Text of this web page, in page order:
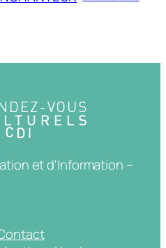
et d'Information –